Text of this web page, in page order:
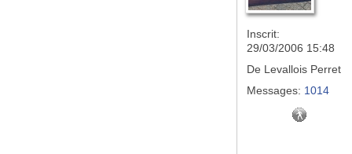
Inscrit:
29/03/2006 15:48
De Levallois Perret
Messages: 1014